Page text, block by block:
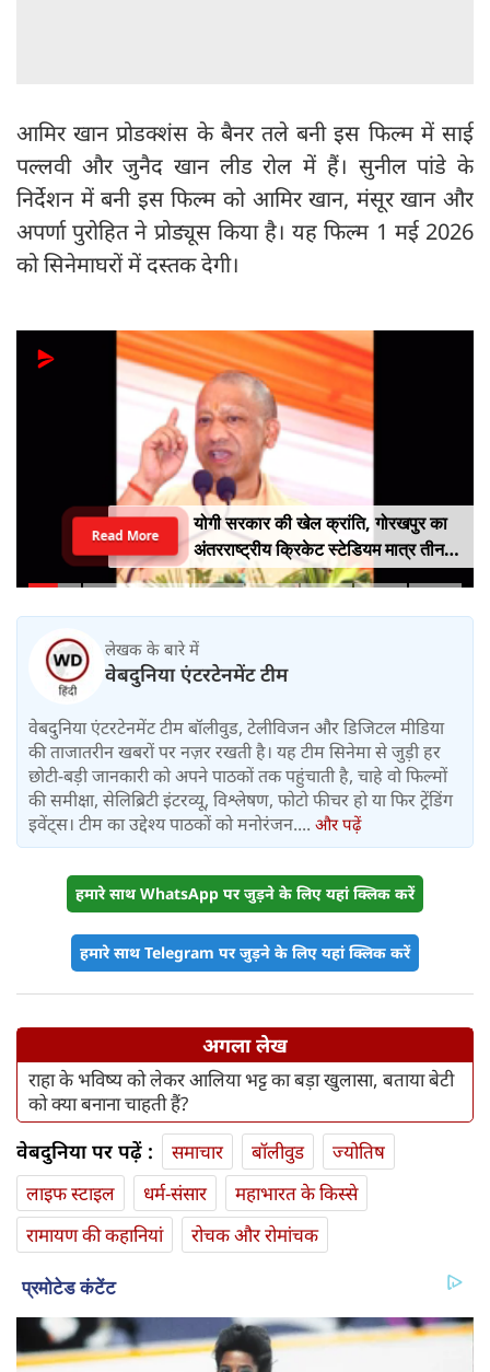
आमिर खान प्रोडक्शंस के बैनर तले बनी इस फिल्म में साई
पल्लवी और जुनैद खान लीड रोल में हैं। सुनील पांडे के
निर्देशन में बनी इस फिल्म को आमिर खान, मंसूर खान और
अपर्णा पुरोहित ने प्रोड्यूस किया है। यह फिल्म 1 मई 2026
को सिनेमाघरों में दस्तक देगी।
योगी सरकार की खेल क्रांति, गोरखपुर का
अंतरराष्ट्रीय क्रिकेट स्टेडियम मात्र तीन
महीने में लगभग 20% तैयार
Read More
लेखक के बारे में
वेबदुनिया एंटरटेनमेंट टीम
वेबदुनिया एंटरटेनमेंट टीम बॉलीवुड, टेलीविजन और डिजिटल मीडिया
की ताजातरीन खबरों पर नज़र रखती है। यह टीम सिनेमा से जुड़ी हर
छोटी-बड़ी जानकारी को अपने पाठकों तक पहुंचाती है, चाहे वो फिल्मों
की समीक्षा, सेलिब्रिटी इंटरव्यू, विश्लेषण, फोटो फीचर हो या फिर ट्रेंडिंग
इवेंट्स। टीम का उद्देश्य पाठकों को मनोरंजन.... और पढ़ें
हमारे साथ WhatsApp पर जुड़ने के लिए यहां क्लिक करें
हमारे साथ Telegram पर जुड़ने के लिए यहां क्लिक करें
अगला लेख
राहा के भविष्य को लेकर आलिया भट्ट का बड़ा खुलासा, बताया बेटी
को क्या बनाना चाहती हैं?
वेबदुनिया पर पढ़ें : समाचार बॉलीवुड
ज्योतिष
लाइफ स्‍टाइल
धर्म-संसार
महाभारत के किस्से
रामायण की कहानियां
रोचक और रोमांचक